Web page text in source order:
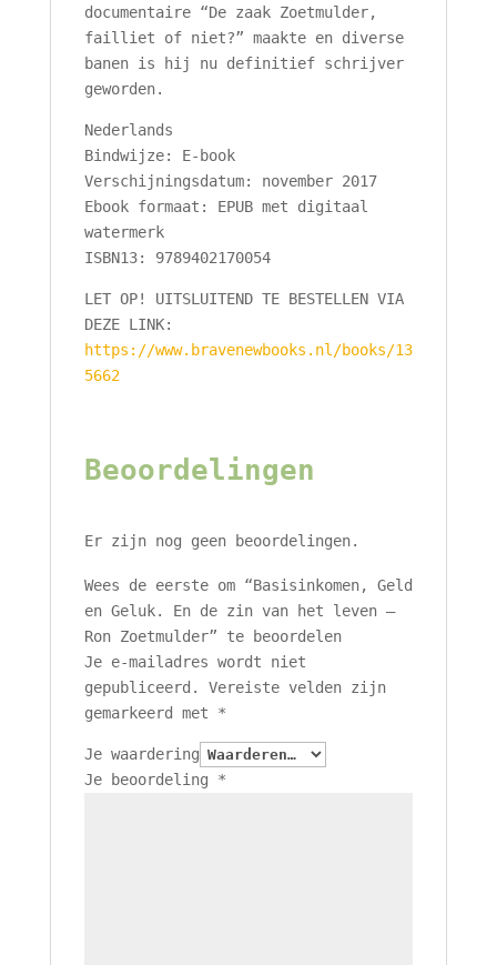
documentaire “De zaak Zoetmulder,
failliet of niet?” maakte en diverse
banen is hij nu definitief schrijver
geworden.
Nederlands
Bindwijze: E-book
Verschijningsdatum: november 2017
Ebook formaat: EPUB met digitaal
watermerk
ISBN13: 9789402170054
LET OP! UITSLUITEND TE BESTELLEN VIA
DEZE LINK:
https://www.bravenewbooks.nl/books/13
5662
Beoordelingen
Er zijn nog geen beoordelingen.
Wees de eerste om “Basisinkomen, Geld
en Geluk. En de zin van het leven –
Ron Zoetmulder” te beoordelen
Je e-mailadres wordt niet
gepubliceerd.
Vereiste velden zijn
gemarkeerd met *
Je waardering
Je beoordeling *